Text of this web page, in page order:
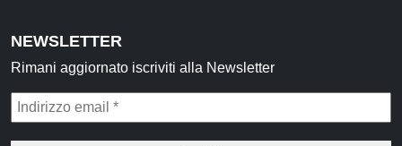
NEWSLETTER
Rimani aggiornato iscriviti alla Newsletter